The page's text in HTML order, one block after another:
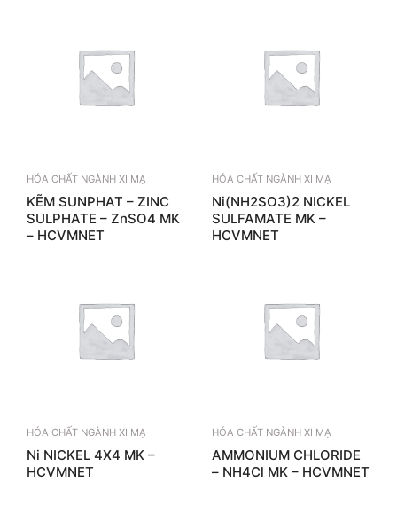
HÓA CHẤT NGÀNH XI MẠ
KẼM SUNPHAT – ZINC
SULPHATE – ZnSO4 MK
– HCVMNET
HÓA CHẤT NGÀNH XI MẠ
Ni(NH2SO3)2 NICKEL
SULFAMATE MK –
HCVMNET
HÓA CHẤT NGÀNH XI MẠ
Ni NICKEL 4X4 MK –
HCVMNET
HÓA CHẤT NGÀNH XI MẠ
AMMONIUM CHLORIDE
– NH4Cl MK – HCVMNET